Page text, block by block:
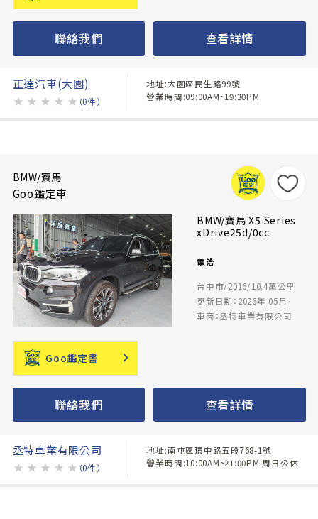
聯絡我們 查看詳情
正達汽車(大園)
★ ★ ★ ★ ★ （0件）
地址:大園區民生路99號
營業時間:09:00AM~19:30PM
BMW/寶馬
Goo鑑定車
BMW/寶馬 X5 Series
xDrive25d/0cc
電洽
台中市/2016/10.4萬公里
更新日期：2026年 05月
車商：丞特車業有限公司
Goo鑑定書
聯絡我們 查看詳情
丞特車業有限公司
★ ★ ★ ★ ★ （0件）
地址:南屯區環中路五段768-1號
營業時間:10:00AM~21:00PM 周日公休